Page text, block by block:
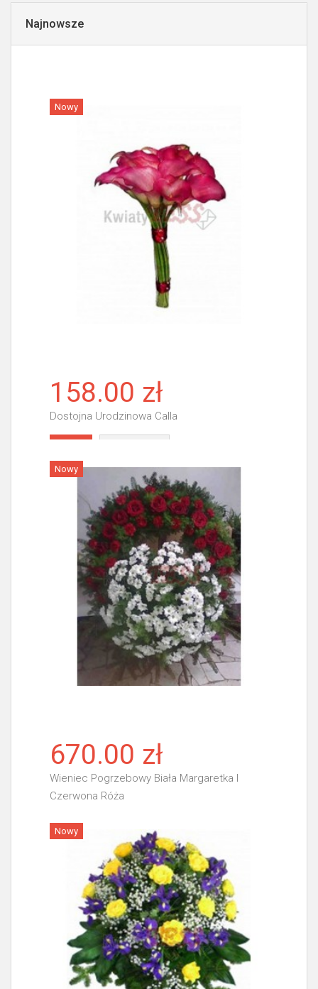
Najnowsze
Nowy
158.00 zł
Dostojna Urodzinowa Calla
Nowy
670.00 zł
Wieniec Pogrzebowy Biała Margaretka I
Czerwona Róża
Więcej
Nowy